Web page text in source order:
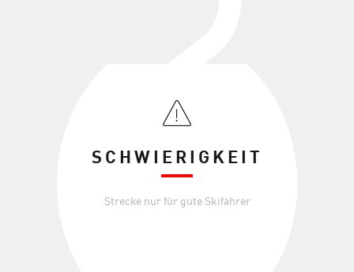
SCHWIERIGKEIT
Strecke nur für gute Skifahrer